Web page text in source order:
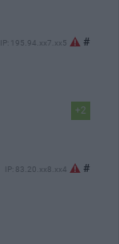
IP: 195.94.xx7.xx5 #
+2
IP: 83.20.xx8.xx4 #